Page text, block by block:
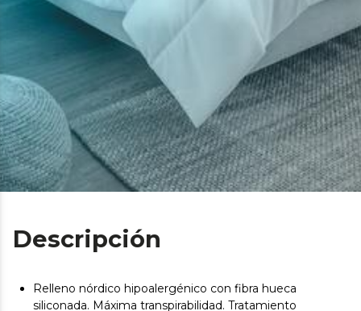
Descripción
Relleno nórdico hipoalergénico con fibra hueca
siliconada. Máxima transpirabilidad. Tratamiento